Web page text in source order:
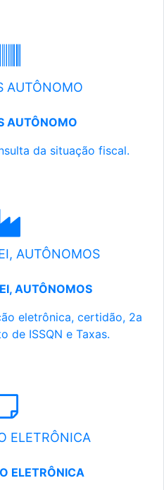
AUTÔNOMO
AUTÔNOMO
da situação fiscal.
AUTÔNOMOS
AUTÔNOMOS
eletrônica, certidão, 2a
de ISSQN e Taxas.
ELETRÔNICA
ELETRÔNICA